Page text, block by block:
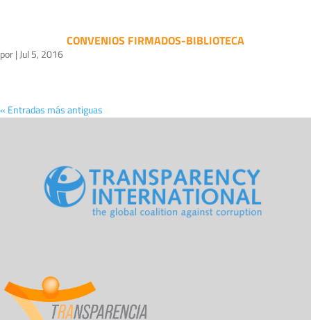
CONVENIOS FIRMADOS-BIBLIOTECA
por| Jul 5, 2016
« Entradas más antiguas